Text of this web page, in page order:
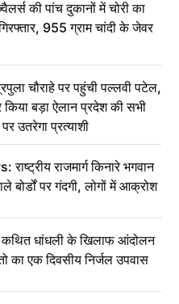
की पांच दुकानों में चोरी का
955 ग्राम चांदी के जेवर
चौराहे पर पहुंची पल्लवी पटेल,
बड़ा ऐलान प्रदेश की सभी
उतरेगा प्रत्याशी
राजमार्ग किनारे भगवान
बोर्डों पर गंदगी, लोगों में आक्रोश
धांधली के खिलाफ आंदोलन
का एक दिवसीय निर्जल उपवास